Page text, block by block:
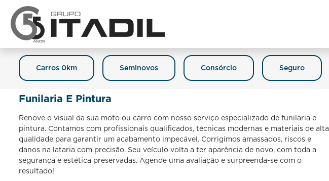
Carros 0km Seminovos Consórcio Seguro
Funilaria E Pintura
Renove o visual da sua moto ou carro com nosso serviço especializado de funilaria e
pintura. Contamos com profissionais qualificados, técnicas modernas e materiais de alta
qualidade para garantir um acabamento impecável. Corrigimos amassados, riscos e
danos na lataria com precisão. Seu veículo volta a ter aparência de novo, com toda a
segurança e estética preservadas. Agende uma avaliação e surpreenda-se com o
resultado!